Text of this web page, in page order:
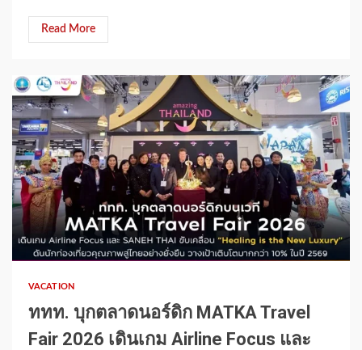
Read More
1 min read
VACATION
ททท. บุกตลาดนอร์ดิก MATKA Travel
Fair 2026 เดินเกม Airline Focus และ